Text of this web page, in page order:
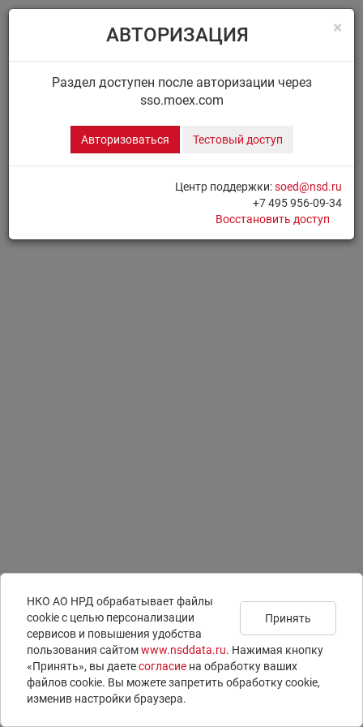
Menu
ДИСК.СООБЩЕНИЯ
×
АВТОРИЗАЦИЯ
Раздел доступен после авторизации через
sso.moex.com
Авторизоваться Тестовый доступ
Центр поддержки:soed@nsd.ru
+7 495 956-09-34
Восстановить доступ
Принять
НКО АО НРД обрабатывает файлы
сookie с целью персонализации
сервисов и повышения удобства
пользования сайтомwww.nsddata.ru. Нажимая кнопку
«Принять», вы даетесогласие на обработку ваших
файлов cookie. Вы можете запретить обработку сookie,
изменив настройки браузера.
Документы
Юридическая информация
Контакты
Вопросы и ответы
Раскрытие информации
ISIN-коды
LEI-коды
E-voting – электронное голосование
Подписаться на